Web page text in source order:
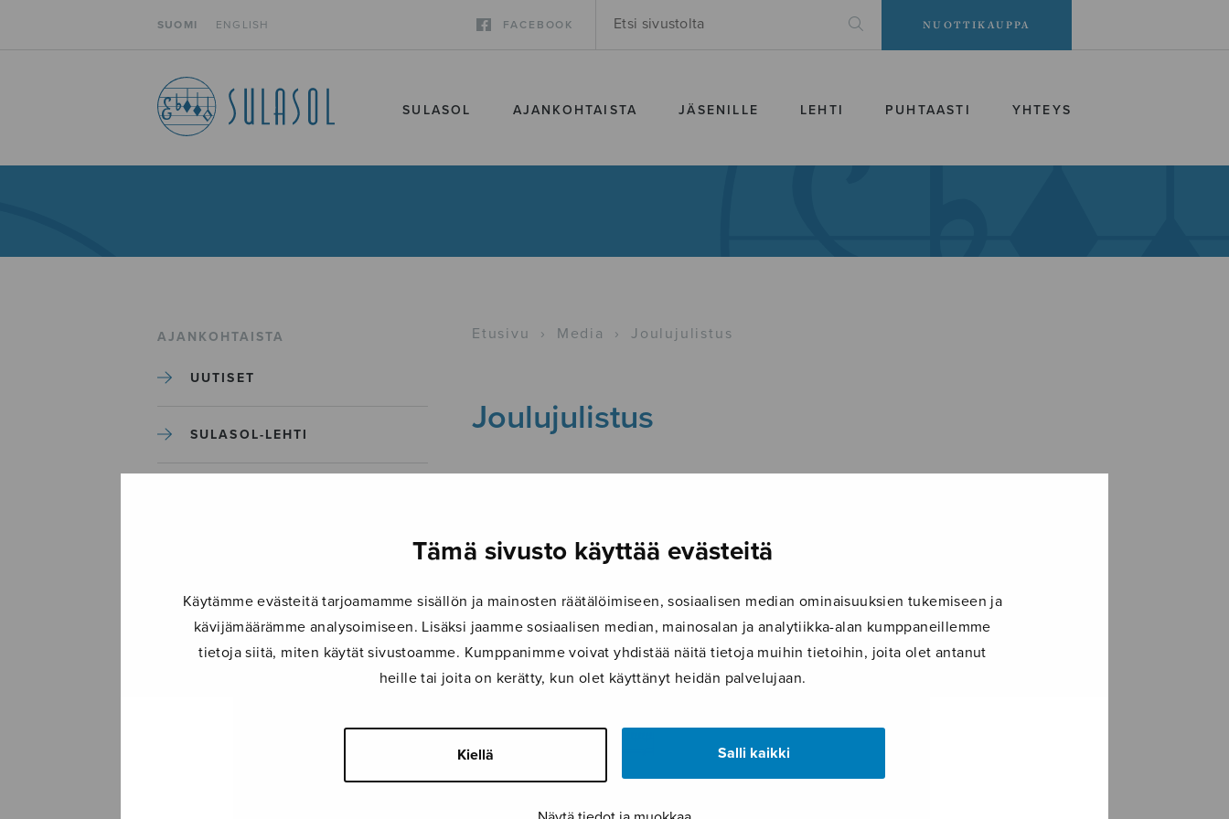
Tämä sivusto käyttää evästeitä
Käytämme evästeitä tarjoamamme sisällön ja mainosten räätälöimiseen, sosiaalisen median ominaisuuksien tukemiseen ja
kävijämäärämme analysoimiseen. Lisäksi jaamme sosiaalisen median, mainosalan ja analytiikka-alan kumppaneillemme
tietoja siitä, miten käytät sivustoamme. Kumppanimme voivat yhdistää näitä tietoja muihin tietoihin, joita olet antanut
heille tai joita on kerätty, kun olet käyttänyt heidän palvelujaan.
Kiellä Salli kaikki
SUOMI ENGLISH FACEBOOK NUOTTIKAUPPA
SULASOL AJANKOHTAISTA JÄSENILLE LEHTI PUHTAASTI YHTEYS
AJANKOHTAISTA
UUTISET
SULASOL-LEHTI
TAPAHTUMAT
ILMOITA TAPAHTUMA
Etusivu › Media › Joulujulistus
Joulujulistus